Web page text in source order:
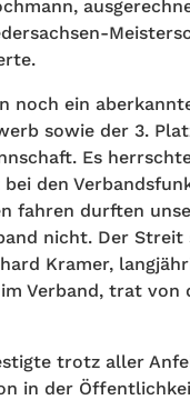
noch ein
sowie der 3.
Es
den
fahren durften
nicht. Der Streit
Kramer,
Verband, trat von
trotz aller
in der